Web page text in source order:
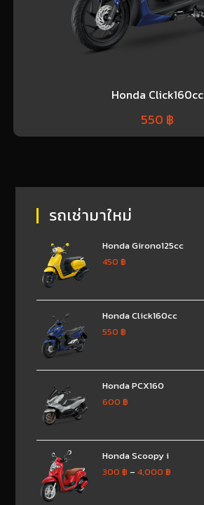
Honda Click160cc
550 ฿
รถเช่ามาใหม่
Honda Girono125cc
450฿
Honda Click160cc
550฿
Honda PCX160
600฿
Honda Scoopy i
300฿ –4,000฿